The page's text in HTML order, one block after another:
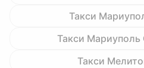
Такси
Такси
Такси